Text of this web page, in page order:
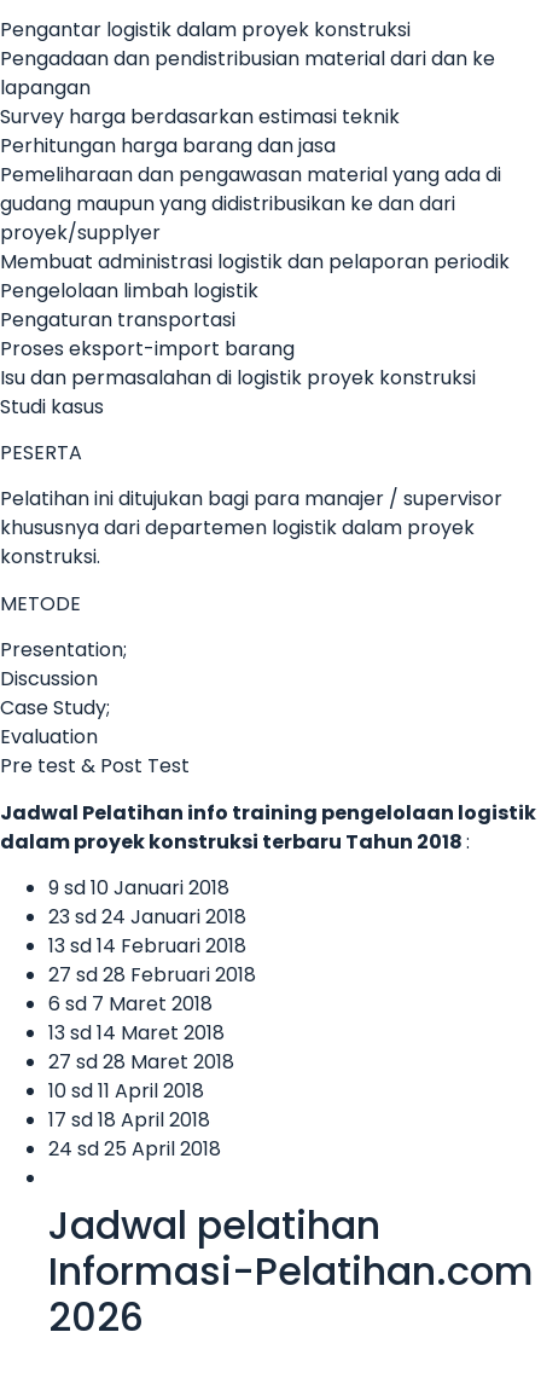
Pengantar logistik dalam proyek konstruksi
Pengadaan dan pendistribusian material dari dan ke
lapangan
Survey harga berdasarkan estimasi teknik
Perhitungan harga barang dan jasa
Pemeliharaan dan pengawasan material yang ada di
gudang maupun yang didistribusikan ke dan dari
proyek/supplyer
Membuat administrasi logistik dan pelaporan periodik
Pengelolaan limbah logistik
Pengaturan transportasi
Proses eksport-import barang
Isu dan permasalahan di logistik proyek konstruksi
Studi kasus
PESERTA
Pelatihan ini ditujukan bagi para manajer / supervisor
khususnya dari departemen logistik dalam proyek
konstruksi.
METODE
Presentation;
Discussion
Case Study;
Evaluation
Pre test & Post Test
Jadwal Pelatihan info training pengelolaan logistik
dalam proyek konstruksi terbaru Tahun 2018:
9 sd 10 Januari 2018
23 sd 24 Januari 2018
13 sd 14 Februari 2018
27 sd 28 Februari 2018
6 sd 7 Maret 2018
13 sd 14 Maret 2018
27 sd 28 Maret 2018
10 sd 11 April 2018
17 sd 18 April 2018
24 sd 25 April 2018
Jadwal pelatihan
Informasi-Pelatihan.com
2026